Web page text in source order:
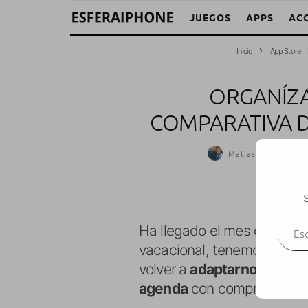
JUEGOS APPS
Inicio App Store
COMPARATIVA
Matías Vidal
Ha llegado el mes de
vacacional, tenemos que
volver aadaptarnos a
agendacon compromisos